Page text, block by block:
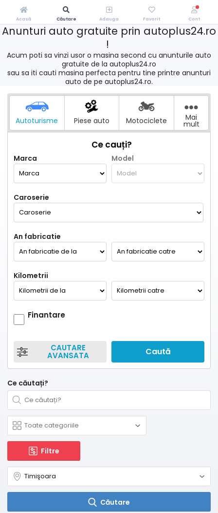
Anunturi auto gratuite prin autoplus24.ro
!
Acum poti sa vinzi usor o masina second cu anunturile auto
gratuite de la autoplus24.ro
sau sa iti cauti masina perfecta pentru tine printre anunturi
auto de pe autoplus24.ro.
Autoturisme Piese auto Motociclete Mai
mult
Ce cauți?
Marca Model
Caroserie
An fabricatie
Kilometrii
Finantare
CAUTARE
AVANSATA Caută
Ce căutați?
Filtre
Căutare
Acasă Căutare Adauga Favorit Cont